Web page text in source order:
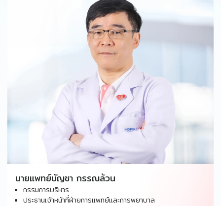
นายแพทย์บัญชา กรรณล้วน
กรรมการบริหาร
ประธานเจ้าหน้าที่ฝ่ายการแพทย์และการพยาบาล